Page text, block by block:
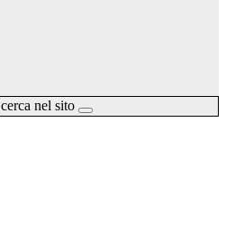
cerca nel sito